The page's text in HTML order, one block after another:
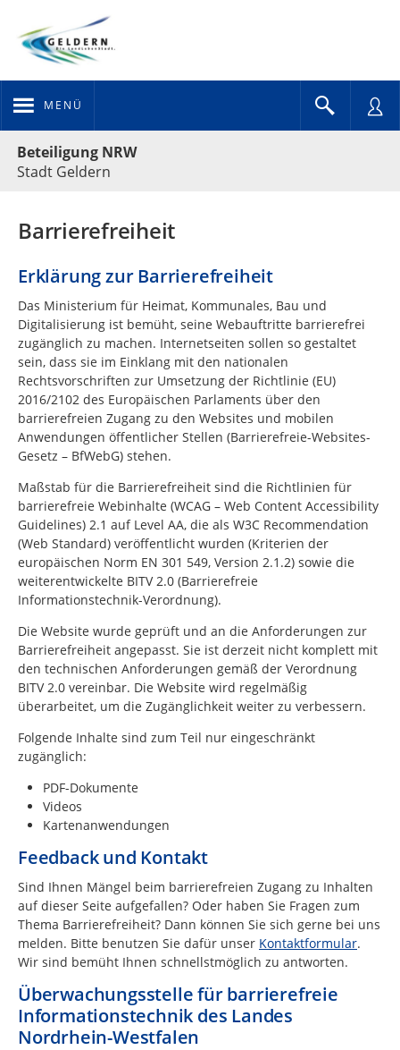
MENÜ
Beteiligung NRW
Stadt Geldern
Barrierefreiheit
Erklärung zur Barrierefreiheit
Das Ministerium für Heimat, Kommunales, Bau und
Digitalisierung ist bemüht, seine Webauftritte barrierefrei
zugänglich zu machen. Internetseiten sollen so gestaltet
sein, dass sie im Einklang mit den nationalen
Rechtsvorschriften zur Umsetzung der Richtlinie (EU)
2016/2102 des Europäischen Parlaments über den
barrierefreien Zugang zu den Websites und mobilen
Anwendungen öffentlicher Stellen (Barrierefreie-Websites-
Gesetz – BfWebG) stehen.
Maßstab für die Barrierefreiheit sind die Richtlinien für
barrierefreie Webinhalte (WCAG – Web Content Accessibility
Guidelines) 2.1 auf Level AA, die als W3C Recommendation
(Web Standard) veröffentlicht wurden (Kriterien der
europäischen Norm EN 301 549, Version 2.1.2) sowie die
weiterentwickelte BITV 2.0 (Barrierefreie
Informationstechnik-Verordnung).
Die Website wurde geprüft und an die Anforderungen zur
Barrierefreiheit angepasst. Sie ist derzeit nicht komplett mit
den technischen Anforderungen gemäß der Verordnung
BITV 2.0 vereinbar. Die Website wird regelmäßig
überarbeitet, um die Zugänglichkeit weiter zu verbessern.
Folgende Inhalte sind zum Teil nur eingeschränkt
zugänglich:
PDF-Dokumente
Videos
Kartenanwendungen
Feedback und Kontakt
Sind Ihnen Mängel beim barrierefreien Zugang zu Inhalten
auf dieser Seite aufgefallen? Oder haben Sie Fragen zum
Thema Barrierefreiheit? Dann können Sie sich gerne bei uns
melden. Bitte benutzen Sie dafür unser Kontaktformular.
Wir sind bemüht Ihnen schnellstmöglich zu antworten.
Überwachungsstelle für barrierefreie
Informationstechnik des Landes
Nordrhein-Westfalen